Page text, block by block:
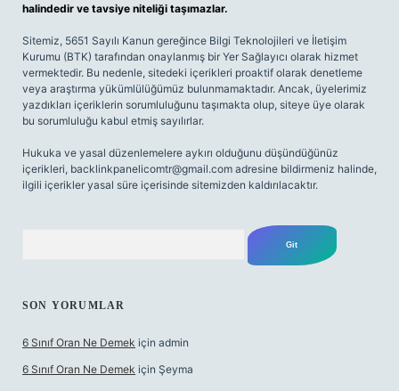
halindedir ve tavsiye niteliği taşımazlar.
Sitemiz, 5651 Sayılı Kanun gereğince Bilgi Teknolojileri ve İletişim
Kurumu (BTK) tarafından onaylanmış bir Yer Sağlayıcı olarak hizmet
vermektedir. Bu nedenle, sitedeki içerikleri proaktif olarak denetleme
veya araştırma yükümlülüğümüz bulunmamaktadır. Ancak, üyelerimiz
yazdıkları içeriklerin sorumluluğunu taşımakta olup, siteye üye olarak
bu sorumluluğu kabul etmiş sayılırlar.
Hukuka ve yasal düzenlemelere aykırı olduğunu düşündüğünüz
içerikleri, backlinkpanelicomtr@gmail.com adresine bildirmeniz halinde,
ilgili içerikler yasal süre içerisinde sitemizden kaldırılacaktır.
SON YORUMLAR
6 Sınıf Oran Ne Demek için admin
6 Sınıf Oran Ne Demek için Şeyma